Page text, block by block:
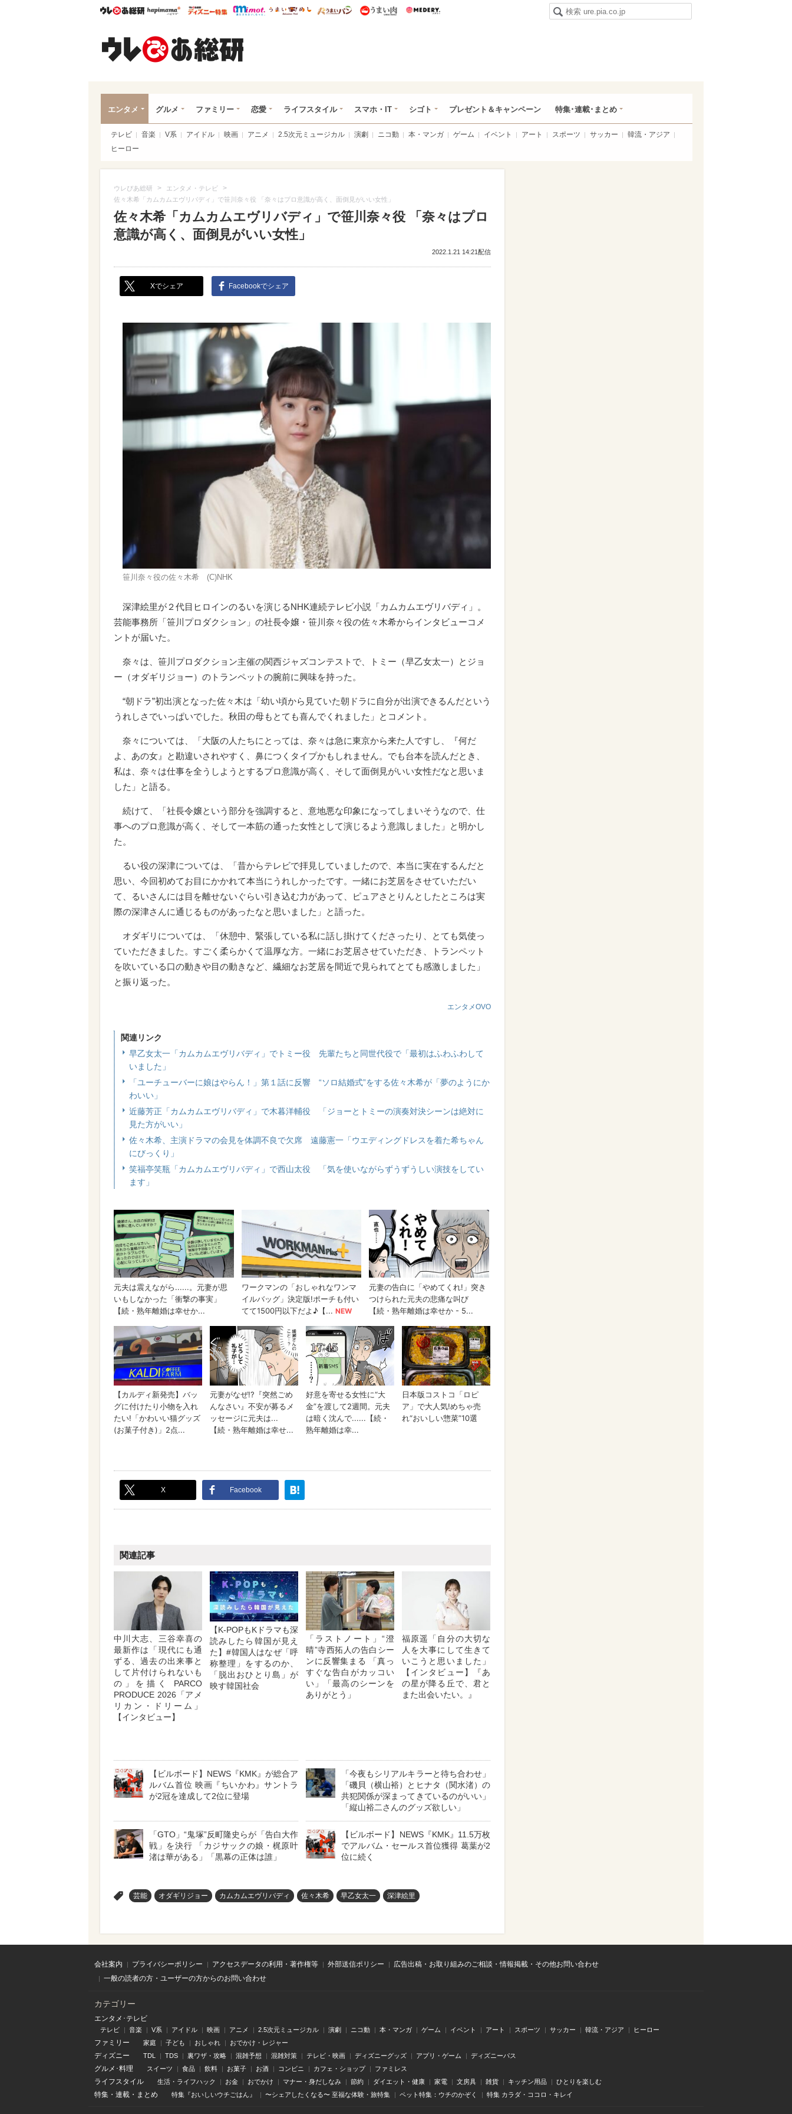
ウレぴあ総研ハピママ* ウレぴあ総研 ディズニー特集
mimot. うまいめし うまいパン うまい肉
エンタメ グルメ ファミリー 恋愛 ライフスタイル スマホ・IT シゴト プレゼント＆キャンペーン 特集･連載･まとめ
テレビ 音楽 V系 アイドル 映画 アニメ 2.5次元ミュージカル 演劇 ニコ動 本・マンガ ゲーム イベント アート スポーツ サッカー
韓流・アジア
ヒーロー
ウレぴあ総研 > エンタメ・テレビ >
佐々木希「カムカムエヴリバディ」で笹川奈々役 「奈々はプロ意識が高く、面倒見がいい女性」
佐々木希「カムカムエヴリバディ」で笹川奈々役 「奈々はプロ
意識が高く、面倒見がいい女性」
2022.1.21 14:21配信
Xでシェア Facebookでシェア
笹川奈々役の佐々木希 (C)NHK
深津絵里が２代目ヒロインのるいを演じるNHK連続テレビ小説「カムカムエヴリバディ」。
芸能事務所「笹川プロダクション」の社長令嬢・笹川奈々役の佐々木希からインタビューコメ
ントが届いた。
奈々は、笹川プロダクション主催の関西ジャズコンテストで、トミー（早乙女太一）とジョ
ー（オダギリジョー）のトランペットの腕前に興味を持った。
“朝ドラ”初出演となった佐々木は「幼い頃から見ていた朝ドラに自分が出演できるんだという
うれしさでいっぱいでした。秋田の母もとても喜んでくれました」とコメント。
奈々については、「大阪の人たちにとっては、奈々は急に東京から来た人ですし、『何だ
よ、あの女』と勘違いされやすく、鼻につくタイプかもしれません。でも台本を読んだとき、
私は、奈々は仕事を全うしようとするプロ意識が高く、そして面倒見がいい女性だなと思いま
した」と語る。
続けて、「社長令嬢という部分を強調すると、意地悪な印象になってしまいそうなので、仕
事へのプロ意識が高く、そして一本筋の通った女性として演じるよう意識しました」と明かし
た。
るい役の深津については、「昔からテレビで拝見していましたので、本当に実在するんだと
思い、今回初めてお目にかかれて本当にうれしかったです。一緒にお芝居をさせていただい
て、るいさんには目を離せないぐらい引き込む力があって、ピュアさとりんとしたところは実
際の深津さんに通じるものがあったなと思いました」と語った。
オダギリについては、「休憩中、緊張している私に話し掛けてくださったり、とても気使っ
ていただきました。すごく柔らかくて温厚な方。一緒にお芝居させていただき、トランペット
を吹いている口の動きや目の動きなど、繊細なお芝居を間近で見られてとても感激しました」
と振り返った。
エンタメOVO
関連リンク
早乙女太一「カムカムエヴリバディ」でトミー役 先輩たちと同世代役で「最初はふわふわして
いました」
「ユーチューバーに娘はやらん！」第１話に反響 “ソロ結婚式”をする佐々木希が「夢のようにか
わいい」
近藤芳正「カムカムエヴリバディ」で木暮洋輔役 「ジョーとトミーの演奏対決シーンは絶対に
見た方がいい」
佐々木希、主演ドラマの会見を体調不良で欠席 遠藤憲一「ウエディングドレスを着た希ちゃん
にびっくり」
笑福亭笑瓶「カムカムエヴリバディ」で西山太役 「気を使いながらずうずうしい演技をしてい
ます」
X Facebook
関連記事
中川大志、三谷幸喜の
最新作は「現代にも通
ずる、過去の出来事と
して片付けられないも
の」を描く PARCO
PRODUCE 2026「アメ
リカン・ドリーム」
【インタビュー】
【K-POPもKドラマも深
読みしたら韓国が見え
た】#韓国人はなぜ「呼
称整理」をするのか、
「脱出おひとり島」が
映す韓国社会
「ラストノート」“澄
晴”寺西拓人の告白シー
ンに反響集まる 「真っ
すぐな告白がカッコい
い」「最高のシーンを
ありがとう」
福原遥「自分の大切な
人を大事にして生きて
いこうと思いました」
【インタビュー】『あ
の星が降る丘で、君と
また出会いたい。』
【ビルボード】NEWS『KMK』が総合ア
ルバム首位 映画『ちいかわ』サントラ
が2冠を達成して2位に登場
「今夜もシリアルキラーと待ち合わせ」
「磯貝（横山裕）とヒナタ（関水渚）の
共犯関係が深まってきているのがいい」
「縦山裕二さんのグッズ欲しい」
「GTO」“鬼塚”反町隆史らが「告白大作
戦」を決行 「カジサックの娘・梶原叶
渚は華がある」「黒幕の正体は誰」
【ビルボード】NEWS『KMK』11.5万枚
でアルバム・セールス首位獲得 葛葉が2
位に続く
芸能 オダギリジョー カムカムエヴリバディ 佐々木希 早乙女太一 深津絵里
会社案内 プライバシーポリシー アクセスデータの利用・著作権等 外部送信ポリシー
広告出稿・お取り組みのご相談・情報掲載・その他お問い合わせ
一般の読者の方・ユーザーの方からのお問い合わせ
カテゴリー
エンタメ･テレビ
テレビ 音楽 V系 アイドル 映画 アニメ 2.5次元ミュージカル 演劇 ニコ動 本・マンガ ゲーム イベント アート スポーツ サッカー 韓流・アジア ヒーロー
ファミリー 家庭 子ども おしゃれ おでかけ・レジャー
ディズニー TDL TDS 裏ワザ・攻略 混雑予想 混雑対策 テレビ・映画 ディズニーグッズ アプリ・ゲーム ディズニーパス
グルメ･料理 スイーツ 食品 飲料 お菓子 お酒 コンビニ カフェ・ショップ ファミレス
ライフスタイル 生活・ライフハック お金 おでかけ マナー・身だしなみ 節約 ダイエット・健康 家電 文房具 雑貨 キッチン用品 ひとりを楽しむ
特集 ・ 連載 ・ まとめ 特集『おいしいウチごはん』 〜シェアしたくなる〜 至福な体験・旅特集 ペット特集：ウチのかぞく 特集 カラダ・ココロ・キレイ